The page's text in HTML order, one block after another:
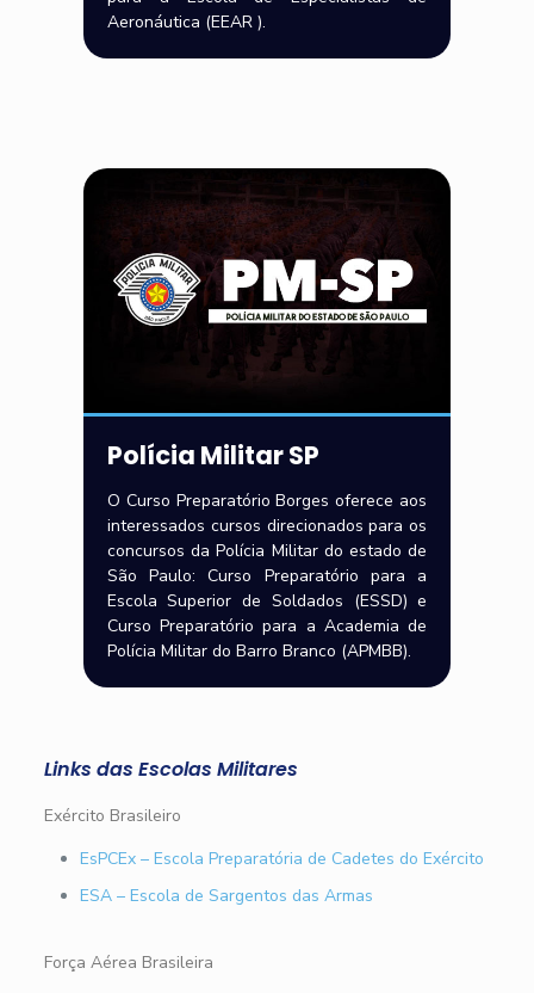
Aeronáutica (EEAR ).
Polícia Militar SP
O Curso Preparatório Borges oferece aos
interessados cursos direcionados para os
concursos da Polícia Militar do estado de
São Paulo: Curso Preparatório para a
Escola Superior de Soldados (ESSD) e
Curso Preparatório para a Academia de
Polícia Militar do Barro Branco (APMBB).
Links das Escolas Militares
Exército Brasileiro
EsPCEx – Escola Preparatória de Cadetes do Exército
ESA – Escola de Sargentos das Armas
Força Aérea Brasileira